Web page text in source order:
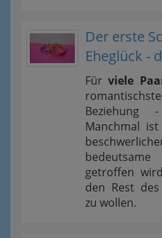
Der erste
Eheglück -
Fürviele
Beziehung
Manchmal
getroffen
den Rest
zu wollen.